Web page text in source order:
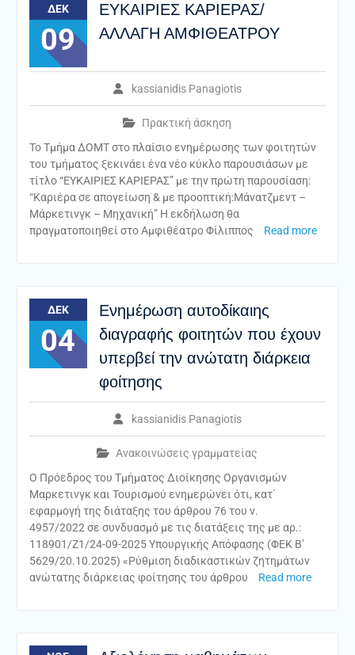
ΔΕΚ
09
ΕΥΚΑΙΡΙΕΣ ΚΑΡΙΕΡΑΣ/
ΑΛΛΑΓΗ ΑΜΦΙΘΕΑΤΡΟΥ
kassianidis Panagiotis
Πρακτική άσκηση
Το Τμήμα ΔΟΜΤ στο πλαίσιο ενημέρωσης των φοιτητών
του τμήματος ξεκινάει ένα νέο κύκλο παρουσιάσων με
τίτλο “ΕΥΚΑΙΡΙΕΣ ΚΑΡΙΕΡΑΣ” με την πρώτη παρουσίαση:
“Καριέρα σε απογείωση & με προοπτική:Μάνατζμεντ –
Μάρκετινγκ – Μηχανική” Η εκδήλωση θα
πραγματοποιηθεί στο Αμφιθέατρο Φίλιππος
Read more
ΔΕΚ
04
Ενημέρωση αυτοδίκαιης
διαγραφής φοιτητών που έχουν
υπερβεί την ανώτατη διάρκεια
φοίτησης
kassianidis Panagiotis
Ανακοινώσεις γραμματείας
Ο Πρόεδρος του Τμήματος Διοίκησης Οργανισμών
Μαρκετινγκ και Τουρισμού ενημερώνει ότι, κατ΄
εφαρμογή της διάταξης του άρθρου 76 του ν.
4957/2022 σε συνδυασμό με τις διατάξεις της με αρ.:
118901/Z1/24-09-2025 Υπουργικής Απόφασης (ΦΕΚ B’
5629/20.10.2025) «Ρύθμιση διαδικαστικών ζητημάτων
ανώτατης διάρκειας φοίτησης του άρθρου
Read more